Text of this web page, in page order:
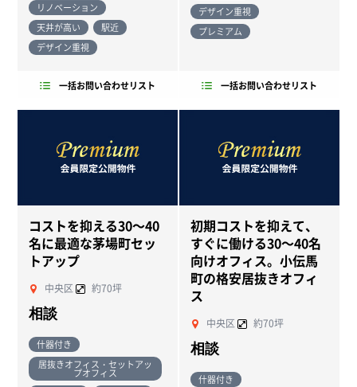
リノベーション
天井が高い
駅近
デザイン重視
一括お問い合わせリスト
デザイン重視
プレミアム
一括お問い合わせリスト
NEW
コストを抑える30～40
名に最適な茅場町セッ
トアップ
中央区 約70坪
相談
什器付き
居抜きオフィス・セットアッ
プオフィス
NEW
初期コストを抑えて、
すぐに働ける30～40名
向けオフィス。小伝馬
町の格安居抜きオフィ
ス
中央区 約70坪
相談
什器付き